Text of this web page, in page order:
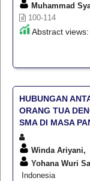
Muhammad
100-114
Abstract
HUBUNGAN
ORANG TUA
SMA DI MASA
Winda Ariyani,
Yohana Wuri
Indonesia